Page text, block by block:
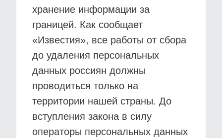
хранение информации за
границей. Как сообщает
«Известия», все работы от сбора
до удаления персональных
данных россиян должны
проводиться только на
территории нашей страны. До
вступления закона в силу
операторы персональных данных